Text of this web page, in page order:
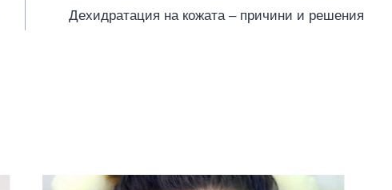
Дехидратация на кожата – причини и решения